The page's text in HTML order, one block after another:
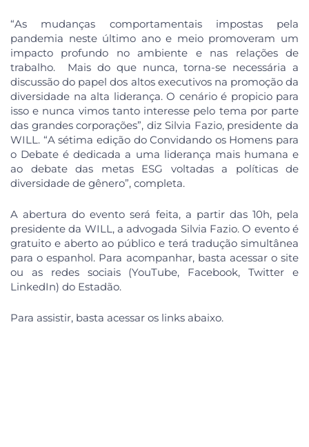
“As mudanças comportamentais impostas pela
pandemia neste último ano e meio promoveram um
impacto profundo no ambiente e nas relações de
trabalho. Mais do que nunca, torna-se necessária a
discussão do papel dos altos executivos na promoção da
diversidade na alta liderança. O cenário é propicio para
isso e nunca vimos tanto interesse pelo tema por parte
das grandes corporações”, diz Silvia Fazio, presidente da
WILL. “A sétima edição do Convidando os Homens para
o Debate é dedicada a uma liderança mais humana e
ao debate das metas ESG voltadas a políticas de
diversidade de gênero”, completa.
A abertura do evento será feita, a partir das 10h, pela
presidente da WILL, a advogada Silvia Fazio. O evento é
gratuito e aberto ao público e terá tradução simultânea
para o espanhol. Para acompanhar, basta acessar o site
ou as redes sociais (YouTube, Facebook, Twitter e
LinkedIn) do Estadão.
Para assistir, basta acessar os links abaixo.